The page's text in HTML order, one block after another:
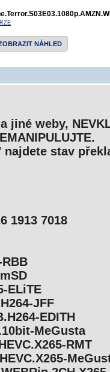
NÁHLED
jiné weby,
najdete stav
1913 7018
ELiTE
JFF
EDITH
MeGusta
RMT